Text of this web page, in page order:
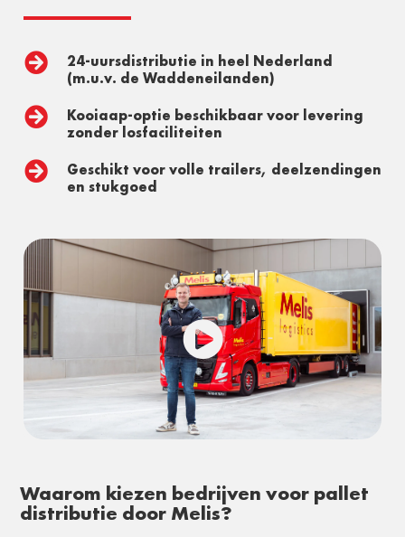

24-uursdistributie in heel Nederland
(m.u.v. de Waddeneilanden)

Kooiaap-optie beschikbaar voor levering
zonder losfaciliteiten

Geschikt voor volle trailers, deelzendingen
en stukgoed
Waarom kiezen bedrijven voor pallet
distributie door Melis?